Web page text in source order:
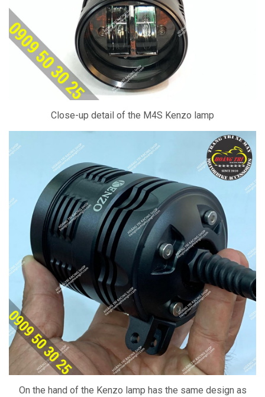
Close-up detail of the M4S Kenzo lamp
On the hand of the Kenzo lamp has the same design as